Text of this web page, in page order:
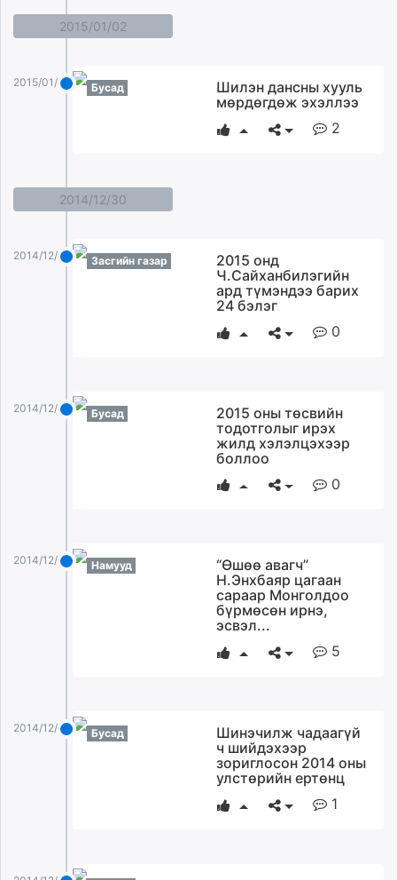
2015/01/02
2015/01/02 Бусад
Шилэн дансны хууль
мөрдөгдөж эхэллээ
2
2014/12/30
2014/12/30 Засгийн газар
2015 онд
Ч.Сайханбилэгийн
ард түмэндээ барих
24 бэлэг
0
2014/12/30 Бусад
2015 оны төсвийн
тодотголыг ирэх
жилд хэлэлцэхээр
боллоо
0
2014/12/30 Намууд
“Өшөө авагч”
Н.Энхбаяр цагаан
сараар Монголдоо
бүрмөсөн ирнэ,
эсвэл...
5
2014/12/30 Бусад
Шинэчилж чадаагүй
ч шийдэхээр
зориглосон 2014 оны
улстөрийн ертөнц
1